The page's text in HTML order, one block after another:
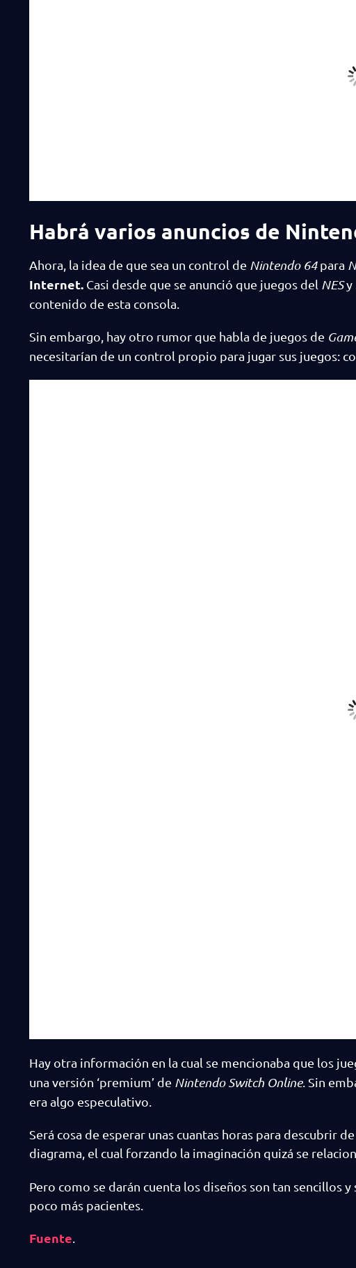
Habrá varios anuncios de
Ahora, la idea de que sea un control de Nintendo 64para
Internet. Casi desde que se anunció que juegos del NESy
contenido de esta consola.
Sin embargo, hay otro rumor que habla de juegos de
necesitarían de un control propio para jugar sus juegos:
Hay otra información en la cual se mencionaba que los
una versión ‘premium’ de Nintendo Switch Online. Sin
era algo especulativo.
Será cosa de esperar unas cuantas horas para descubrir
diagrama, el cual forzando la imaginación quizá se
Pero como se darán cuenta los diseños son tan sencillos
poco más pacientes.
Fuente